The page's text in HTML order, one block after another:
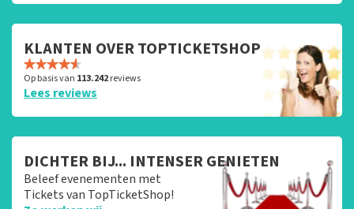
KLANTEN OVER TOPTICKETSHOP
Op basis van 113.242reviews
Lees reviews
DICHTER BIJ... INTENSER GENIETEN
Beleef evenementen met
Tickets van TopTicketShop!